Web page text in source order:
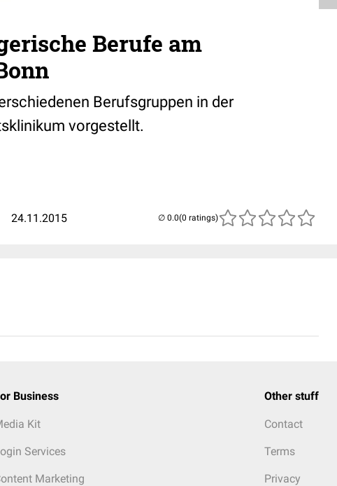
Berufe am
Berufsgruppen in der
vorgestellt.
24.11.2015 (0 ratings)
Business
Kit
Services
Marketing
Other stuff
Contact
Terms
Privacy